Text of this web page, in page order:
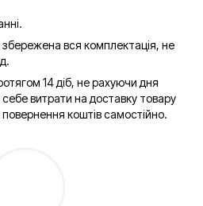
вся комплектація, не
14 діб, не рахуючи дня
витрати на доставку товару
повернення коштів самостійно.